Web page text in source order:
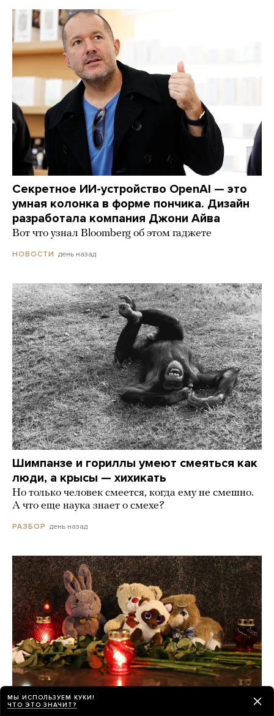
Секретное ИИ-устройство OpenAI — это
умная колонка в форме пончика. Дизайн
разработала компания Джони Айва
Вот что узнал Bloomberg об этом гаджете
НОВОСТИ день назад
Шимпанзе и гориллы умеют смеяться как
люди, а крысы — хихикать
Но только человек смеется, когда ему не смешно.
А что еще наука знает о смехе?
РАЗБОР день назад
МЫ ИСПОЛЬЗУЕМ КУКИ!
ЧТО ЭТО ЗНАЧИТ?